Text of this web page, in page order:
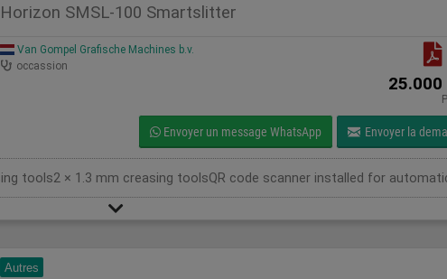
Horizon SMSL-100 Smartslitter
Van Gompel Grafische Machines b.v.
occassion
25.000
Envoyer un message WhatsApp Envoyer la
Autres